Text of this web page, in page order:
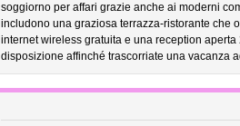
soggiorno per affari grazie anche ai moderni
includono una graziosa terrazza-ristorante che
internet wireless gratuita e una reception
disposizione affinché trascorriate una vacanza